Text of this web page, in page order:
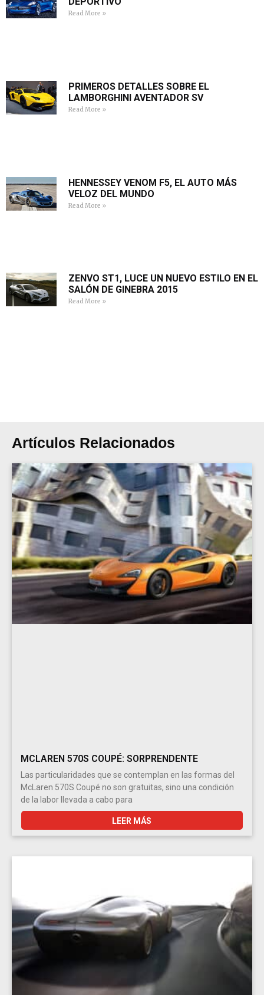
Read More »
PRIMEROS DETALLES SOBRE EL
LAMBORGHINI AVENTADOR SV
Read More »
HENNESSEY VENOM F5, EL AUTO MÁS
VELOZ DEL MUNDO
Read More »
ZENVO ST1, LUCE UN NUEVO ESTILO EN EL
SALÓN DE GINEBRA 2015
Read More »
Artículos Relacionados
MCLAREN 570S COUPÉ: SORPRENDENTE
Las particularidades que se contemplan en las formas del
McLaren 570S Coupé no son gratuitas, sino una condición
de la labor llevada a cabo para
LEER MÁS